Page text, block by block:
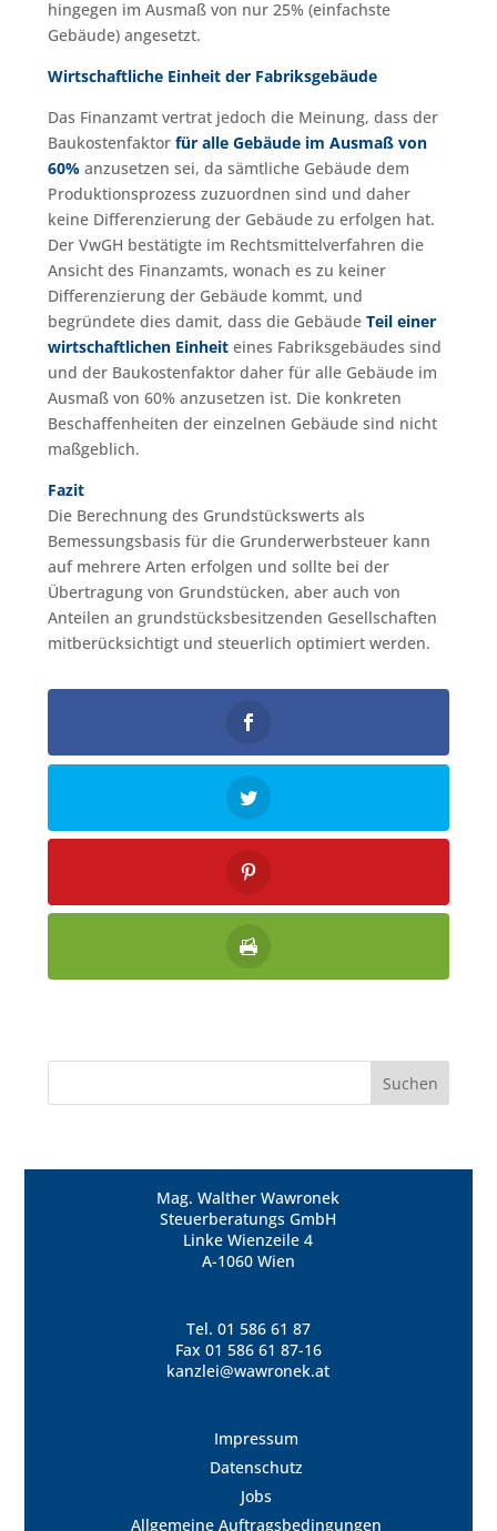
hingegen im Ausmaß von nur 25% (einfachste
Gebäude) angesetzt.
Wirtschaftliche Einheit der Fabriksgebäude
Das Finanzamt vertrat jedoch die Meinung, dass der
Baukostenfaktor für alle Gebäude im Ausmaß von
60%anzusetzen sei, da sämtliche Gebäude dem
Produktionsprozess zuzuordnen sind und daher
keine Differenzierung der Gebäude zu erfolgen hat.
Der VwGH bestätigte im Rechtsmittelverfahren die
Ansicht des Finanzamts, wonach es zu keiner
Differenzierung der Gebäude kommt, und
begründete dies damit, dass die Gebäude Teil einer
wirtschaftlichen Einheiteines Fabriksgebäudes sind
und der Baukostenfaktor daher für alle Gebäude im
Ausmaß von 60% anzusetzen ist. Die konkreten
Beschaffenheiten der einzelnen Gebäude sind nicht
maßgeblich.
Fazit
Die Berechnung des Grundstückswerts als
Bemessungsbasis für die Grunderwerbsteuer kann
auf mehrere Arten erfolgen und sollte bei der
Übertragung von Grundstücken, aber auch von
Anteilen an grundstücksbesitzenden Gesellschaften
mitberücksichtigt und steuerlich optimiert werden.
Mag. Walther Wawronek
Steuerberatungs GmbH
Linke Wienzeile 4
A-1060 Wien
Tel. 01 586 61 87
Fax 01 586 61 87-16
kanzlei@wawronek.at
Impressum
Datenschutz
Jobs
Allgemeine Auftragsbedingungen